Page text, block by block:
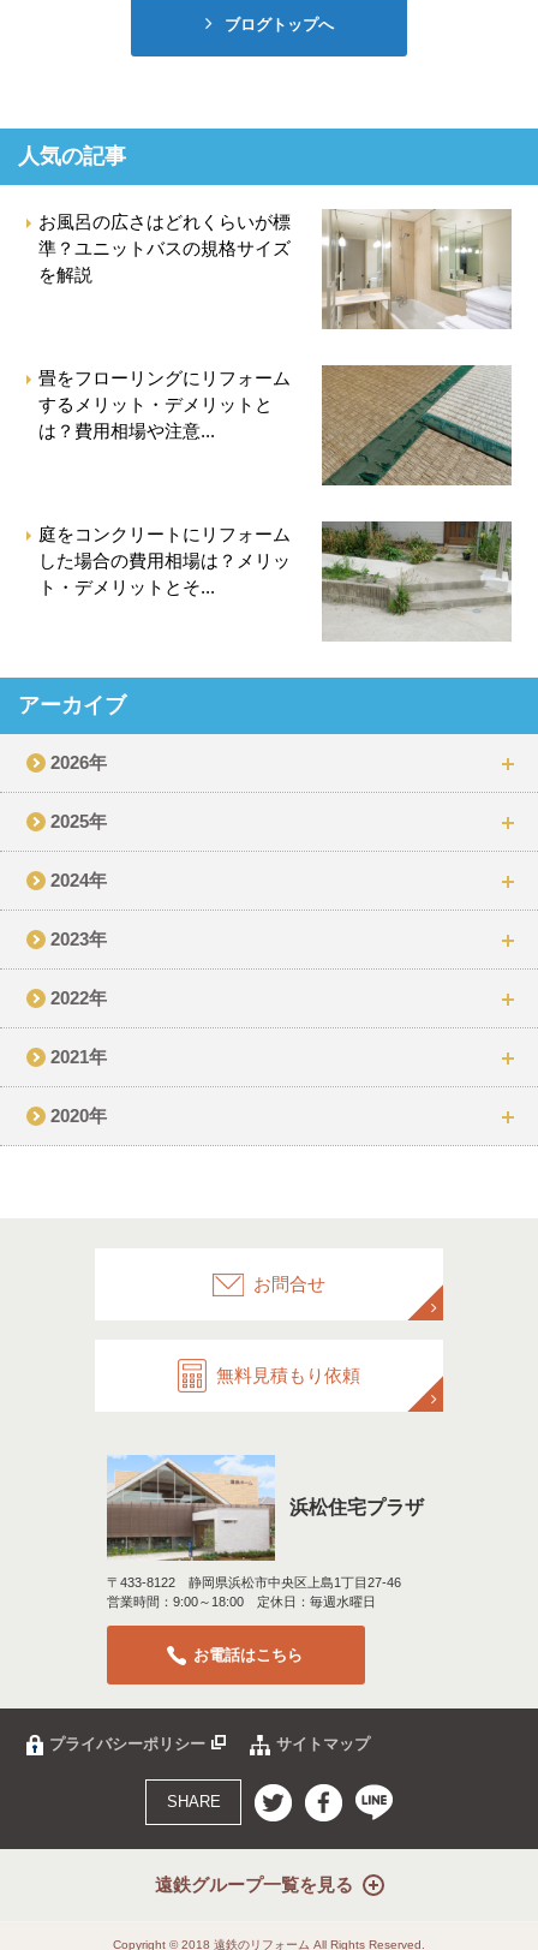
ブログトップへ
人気の記事
お風呂の広さはどれくらいが標
準？ユニットバスの規格サイズ
を解説
畳をフローリングにリフォーム
するメリット・デメリットと
は？費用相場や注意...
庭をコンクリートにリフォーム
した場合の費用相場は？メリッ
ト・デメリットとそ...
アーカイブ
2026年
2025年
2024年
2023年
2022年
2021年
2020年
お問合せ
無料見積もり依頼
浜松住宅プラザ
〒433-8122 静岡県浜松市中央区上島1丁目27-46
営業時間：9:00～18:00 定休日：毎週水曜日
お電話はこちら
プライバシーポリシー サイトマップ
SHARE
遠鉄グループ一覧を見る
Copyright © 2018 遠鉄のリフォーム All Rights Reserved.